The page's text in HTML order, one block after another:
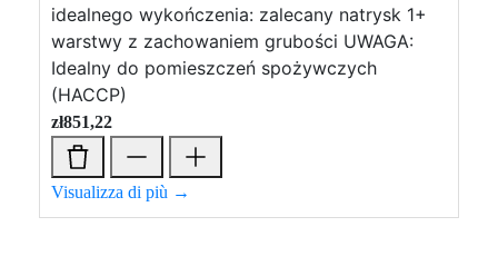
idealnego wykończenia: zalecany natrysk 1+
warstwy z zachowaniem grubości UWAGA:
Idealny do pomieszczeń spożywczych
(HACCP)
zł851,22
Visualizza di più →